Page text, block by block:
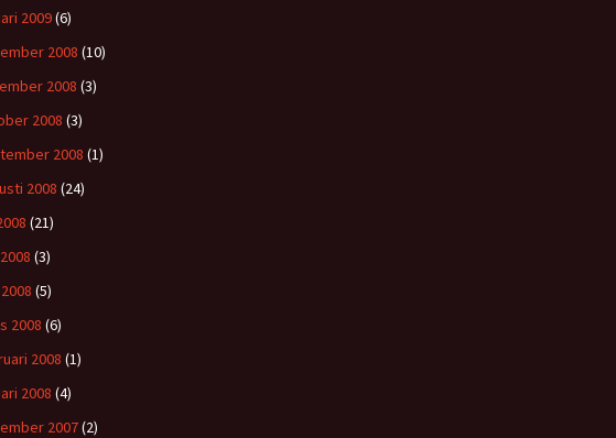
2009(6)
2008 (10)
2008 (3)
2008 (3)
2008 (1)
2008 (24)
(21)
(3)
(5)
2008 (6)
2008 (1)
2008 (4)
2007(2)